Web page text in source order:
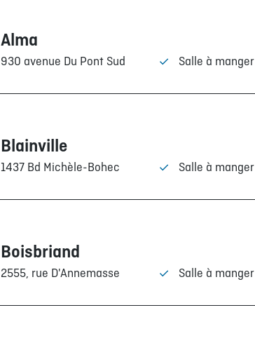
Alma
930 avenue Du Pont Sud Salle à manger
Blainville
1437 Bd Michèle-Bohec Salle à manger
Boisbriand
2555, rue D'Annemasse Salle à manger